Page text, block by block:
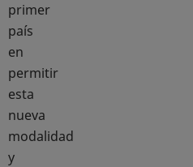
primer
país
en
permitir
esta
nueva
modalidad
y